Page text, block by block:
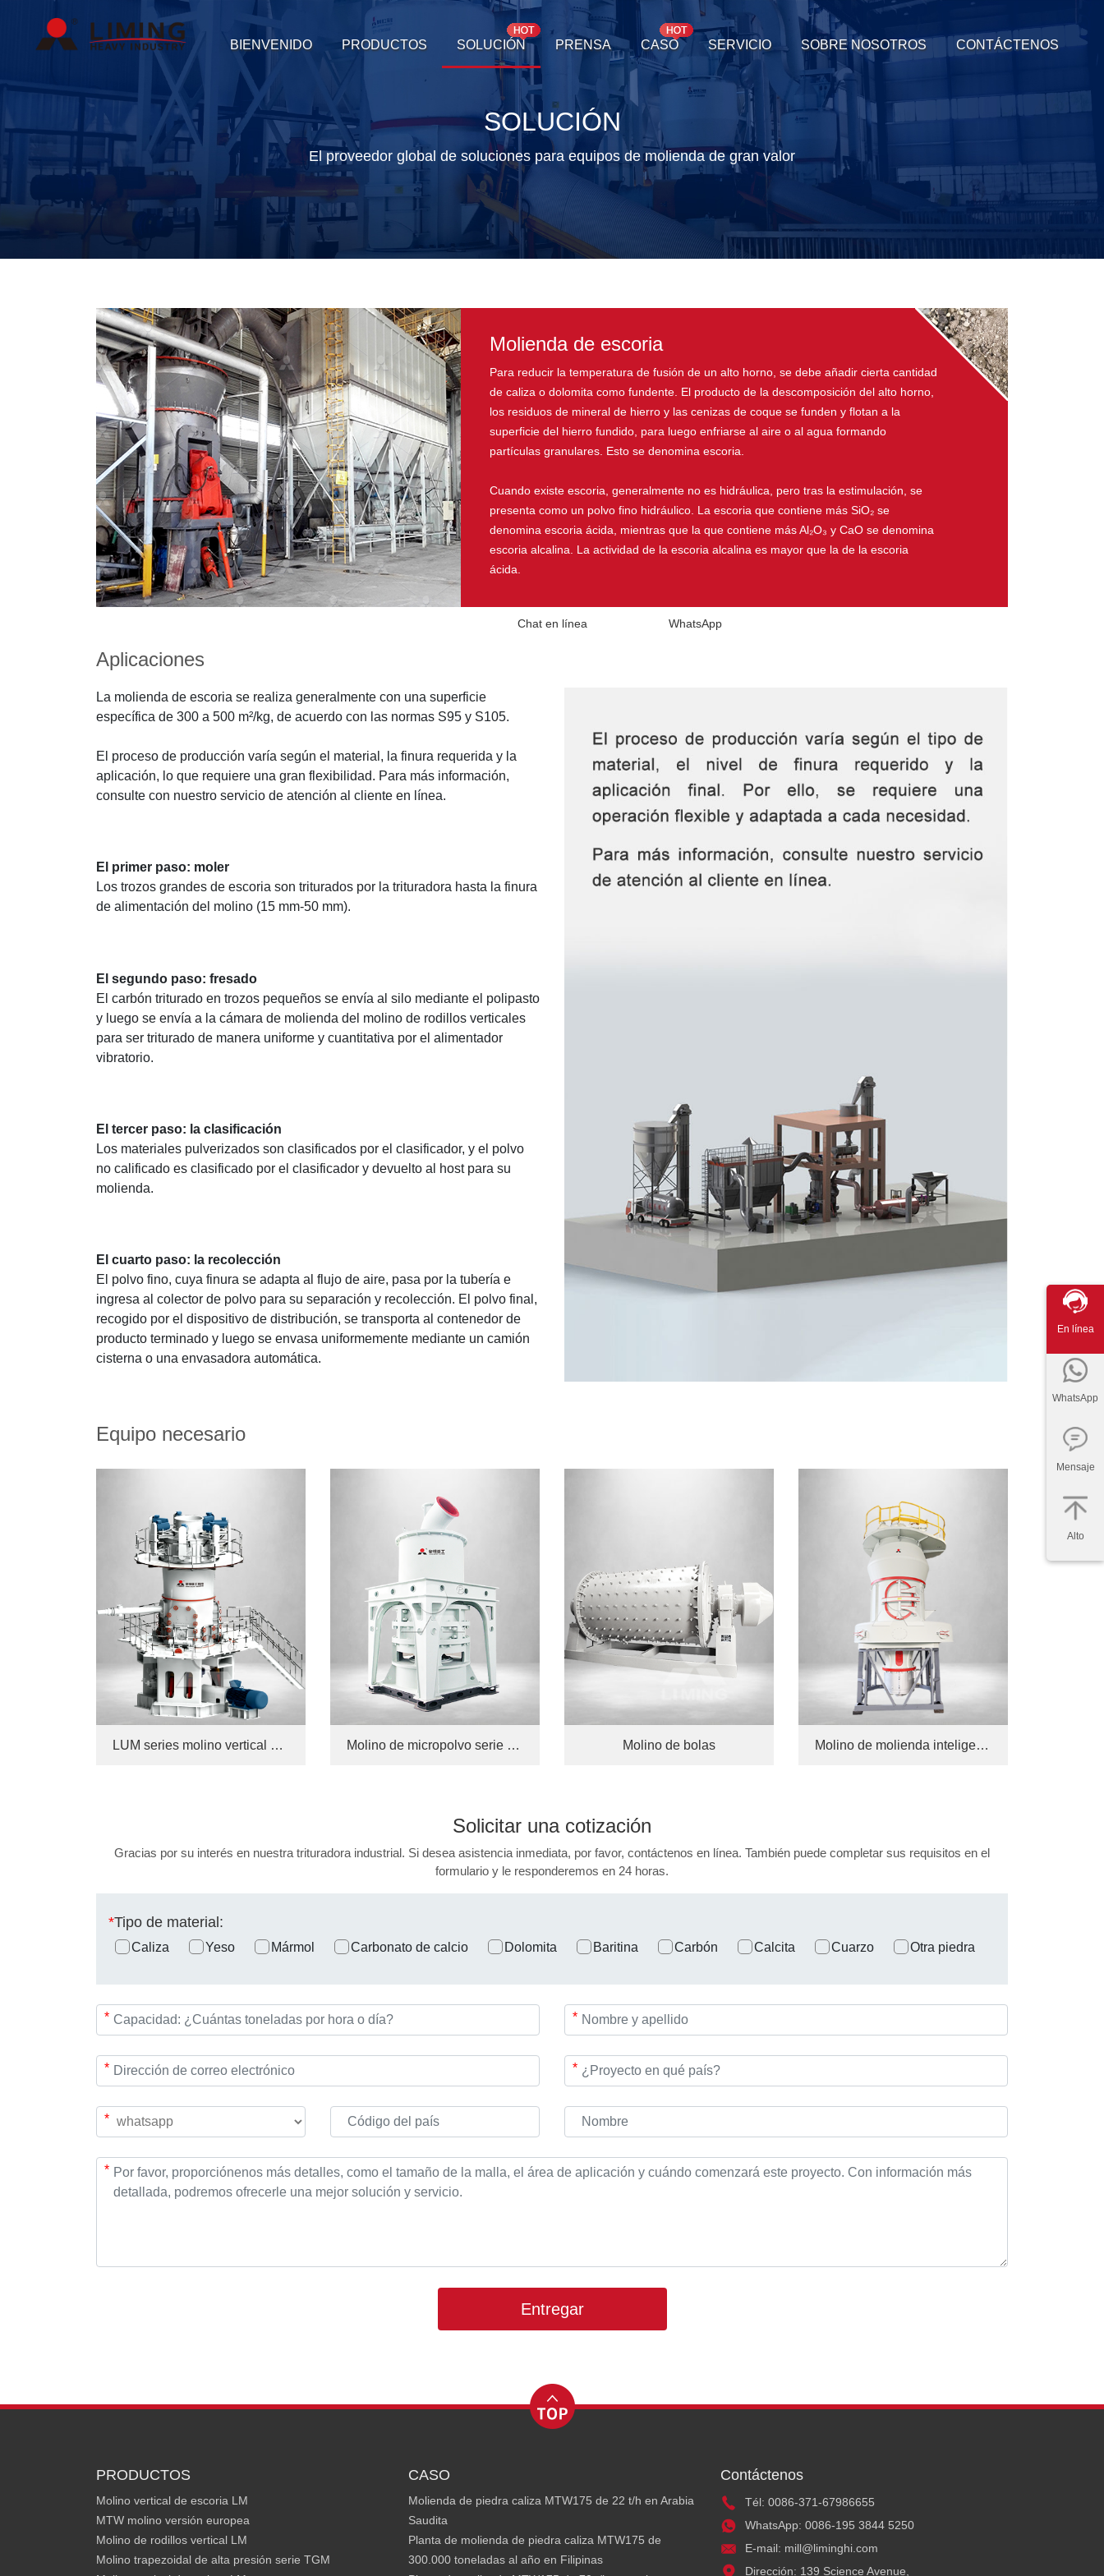
BIENVENIDO PRODUCTOS SOLUCIÓN PRENSA CASO SERVICIO SOBRE NOSOTROS CONTÁCTENOS
SOLUCIÓN
El proveedor global de soluciones para equipos de molienda de gran valor
Molienda de escoria
Para reducir la temperatura de fusión de un alto horno, se debe añadir cierta cantidad
de caliza o dolomita como fundente. El producto de la descomposición del alto horno,
los residuos de mineral de hierro y las cenizas de coque se funden y flotan a la
superficie del hierro fundido, para luego enfriarse al aire o al agua formando
partículas granulares. Esto se denomina escoria.
Cuando existe escoria, generalmente no es hidráulica, pero tras la estimulación, se
presenta como un polvo fino hidráulico. La escoria que contiene más SiO₂ se
denomina escoria ácida, mientras que la que contiene más Al₂O₃ y CaO se denomina
escoria alcalina. La actividad de la escoria alcalina es mayor que la de la escoria
ácida.
Chat en línea WhatsApp
Aplicaciones
La molienda de escoria se realiza generalmente con una superficie
específica de 300 a 500 m²/kg, de acuerdo con las normas S95 y S105.
El proceso de producción varía según el material, la finura requerida y la
aplicación, lo que requiere una gran flexibilidad. Para más información,
consulte con nuestro servicio de atención al cliente en línea.
El primer paso: moler
Los trozos grandes de escoria son triturados por la trituradora hasta la finura
de alimentación del molino (15 mm-50 mm).
El segundo paso: fresado
El carbón triturado en trozos pequeños se envía al silo mediante el polipasto
y luego se envía a la cámara de molienda del molino de rodillos verticales
para ser triturado de manera uniforme y cuantitativa por el alimentador
vibratorio.
El tercer paso: la clasificación
Los materiales pulverizados son clasificados por el clasificador, y el polvo
no calificado es clasificado por el clasificador y devuelto al host para su
molienda.
El cuarto paso: la recolección
El polvo fino, cuya finura se adapta al flujo de aire, pasa por la tubería e
ingresa al colector de polvo para su separación y recolección. El polvo final,
recogido por el dispositivo de distribución, se transporta al contenedor de
producto terminado y luego se envasa uniformemente mediante un camión
cisterna o una envasadora automática.
Equipo necesario
LUM series molino vertical superfino Molino de micropolvo serie MW Molino de bolas Molino de molienda inteligente de nueva generación PMD con accionamiento directo de imanes permanentes, versión europea
Solicitar unacotización
Gracias por su interés en nuestra trituradora industrial. Si desea asistencia inmediata, por favor, contáctenos en línea. También puede completar sus requisitos en el
formulario y le responderemos en 24 horas.
*Tipo de material:
Caliza Yeso Mármol Carbonato de calcio Dolomita Baritina Carbón Calcita Cuarzo Otra piedra
* *
* *
*
*
Entregar
PRODUCTOS
Molino vertical de escoria LM
MTW molino versión europea
Molino de rodillos vertical LM
Molino trapezoidal de alta presión serie TGM
CASO
Molienda de piedra caliza MTW175 de 22 t/h en Arabia
Saudita
Planta de molienda de piedra caliza MTW175 de
300.000 toneladas al año en Filipinas
Contáctenos
Tél: 0086-371-67986655
WhatsApp: 0086-195 3844 5250
E-mail: mill@liminghi.com
Dirección: 139 Science Avenue,
En línea
WhatsApp
Mensaje
Alto